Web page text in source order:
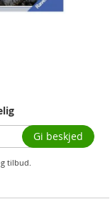
tilbud.
Gi beskjed